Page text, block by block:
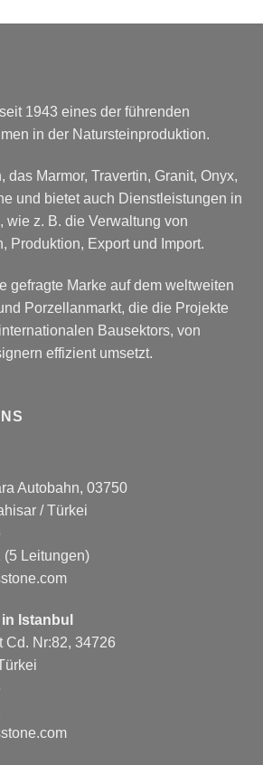
1943 eines der führenden
in der Natursteinproduktion.
das Marmor, Travertin, Granit, Onyx,
und bietet auch Dienstleistungen in
wie z. B. die Verwaltung von
Produktion, Export und Import.
gefragte Marke auf dem weltweiten
Porzellanmarkt, die die Projekte
Bausektors, von
effizient umsetzt.
Autobahn, 03750
/ Türkei
(5 Leitungen)
in Istanbul
Cd. Nr:82, 34726